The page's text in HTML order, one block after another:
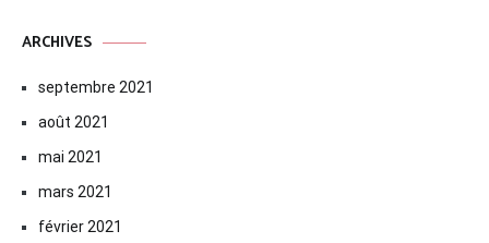
ARCHIVES
septembre 2021
août 2021
mai 2021
mars 2021
février 2021